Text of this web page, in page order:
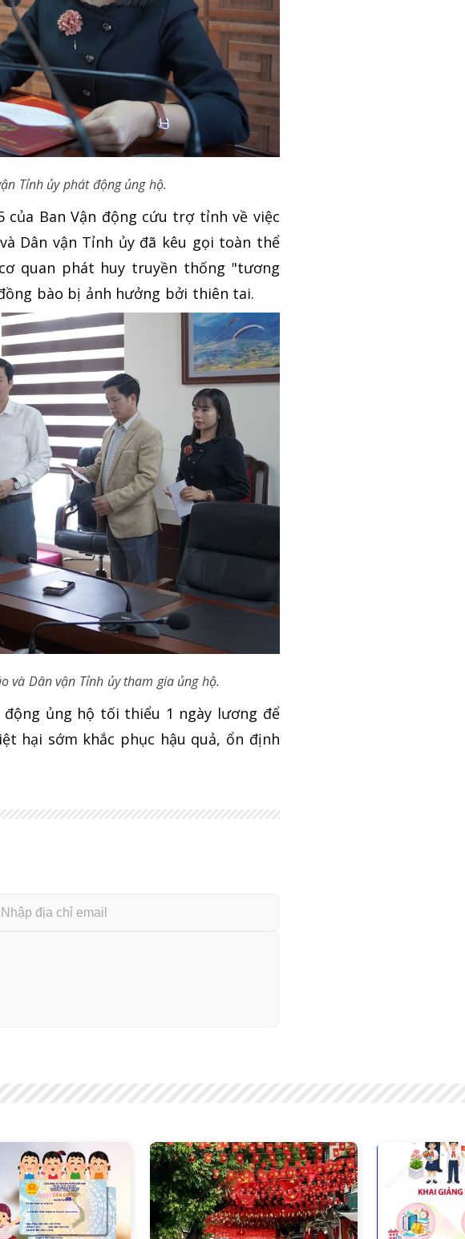
Tỉnh ủy phát động ủng hộ.
của Ban Vận động cứu trợ tỉnh về việc
Dân vận Tỉnh ủy đã kêu gọi toàn thể
quan phát huy truyền thống "tương
bào bị ảnh hưởng bởi thiên tai.
và Dân vận Tỉnh ủy tham gia ủng hộ.
ủng hộ tối thiểu 1 ngày lương để
hại sớm khắc phục hậu quả, ổn định